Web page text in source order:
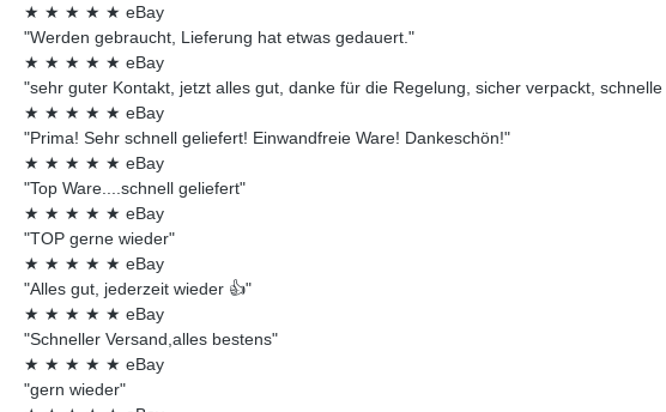
★ ★ ★ ★ ★ eBay
"Werden gebraucht, Lieferung hat etwas gedauert."
★ ★ ★ ★ ★ eBay
"sehr guter Kontakt, jetzt alles gut, danke für die Regelung, sicher verpackt,
★ ★ ★ ★ ★ eBay
"Prima! Sehr schnell geliefert! Einwandfreie Ware! Dankeschön!"
★ ★ ★ ★ ★ eBay
"Top Ware....schnell geliefert"
★ ★ ★ ★ ★ eBay
"TOP gerne wieder"
★ ★ ★ ★ ★ eBay
"Alles gut, jederzeit wieder 👍"
★ ★ ★ ★ ★ eBay
"Schneller Versand,alles bestens"
★ ★ ★ ★ ★ eBay
"gern wieder"